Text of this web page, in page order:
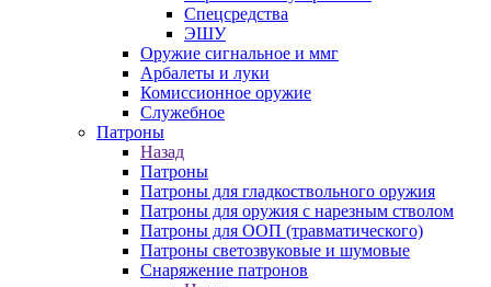
Спецсредства
ЭШУ
Оружие сигнальное и ммг
Арбалеты и луки
Комиссионное оружие
Служебное
Патроны
Назад
Патроны
Патроны для гладкоствольного оружия
Патроны для оружия с нарезным стволом
Патроны для ООП (травматического)
Патроны светозвуковые и шумовые
Снаряжение патронов